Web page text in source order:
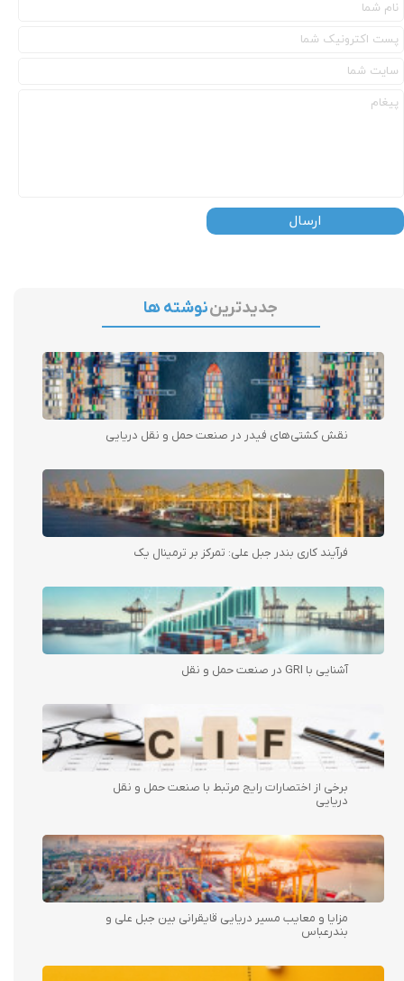
ارسال
نقش کشتی‌های فیدر در صنعت حمل و نقل دریایی
فرآیند کاری بندر جبل علی: تمرکز بر ترمینال یک
آشنایی با GRI در صنعت حمل و نقل
برخی از اختصارات رایج مرتبط با صنعت حمل و نقل
دریایی
مزایا و معایب مسیر دریایی قایقرانی بین جبل علی و
بندرعباس
جدیدتریننوشته ها